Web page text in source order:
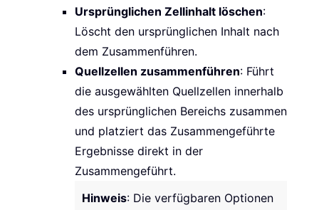
Ursprünglichen Zellinhalt löschen:
Löscht den ursprünglichen Inhalt nach
dem Zusammenführen.
Quellzellen zusammenführen: Führt
die ausgewählten Quellzellen innerhalb
des ursprünglichen Bereichs zusammen
und platziert das Zusammengeführte
Ergebnisse direkt in der
Zusammengeführt.
Hinweis: Die verfügbaren Optionen